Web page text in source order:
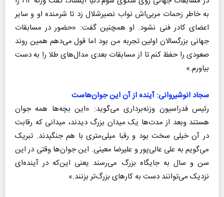
به خاطر زحمات مربی‌اش نواب نصیرشلال زد تا شرمنده او ‌و سایر
اعضای کادر فنی نشود. او همچنین گفت: «حضور در مسابقات
جهانی بزرگسالان اولین تجربه من بود اما قول می‌دهم همین روند
صعودی را حفظ کنم تا از مسابقات بعدی مدال‌های طلا را به دست
بیاورم.»
سجاد انوشیروانی: آینده از آن این جوان‌هاست
رئیس فدراسیون وزنه‌‌برداری می‌گوید: «این بچه‌ها همه جوان
هستند وبعد از مدت‌ها یک میدان بزرگ دیدند، میدانی که رقابت
در آن خیلی سخت بود و رقبا میلی‌متری با هم جنگیدند. تبریک
می‌گویم به علی عالی‌پور و علیرضا معینی. این جوان‌ها وقتی در این
سن و سال به جایگاه بزرگ می‌رسند یعنی این‌که در آینده‌ای
نزدیک می‌توانند دست به کارهای بزرگ‌تر بزنند.»